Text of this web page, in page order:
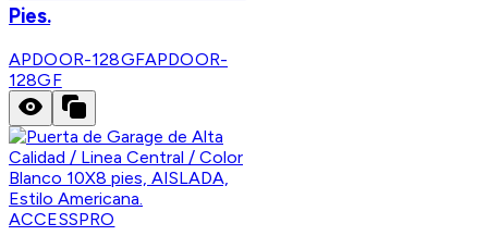
Pies.
APDOOR-128GFAPDOOR-
128GF
ACCESSPRO